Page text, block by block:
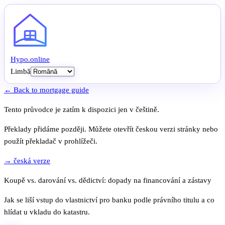
Hypo.online
Limbă
← Back to mortgage guide
Tento průvodce je zatím k dispozici jen v češtině.
Překlady přidáme později. Můžete otevřít českou verzi stránky nebo
použít překladač v prohlížeči.
→ česká verze
Koupě vs. darování vs. dědictví: dopady na financování a zástavy
Jak se liší vstup do vlastnictví pro banku podle právního titulu a co
hlídat u vkladu do katastru.